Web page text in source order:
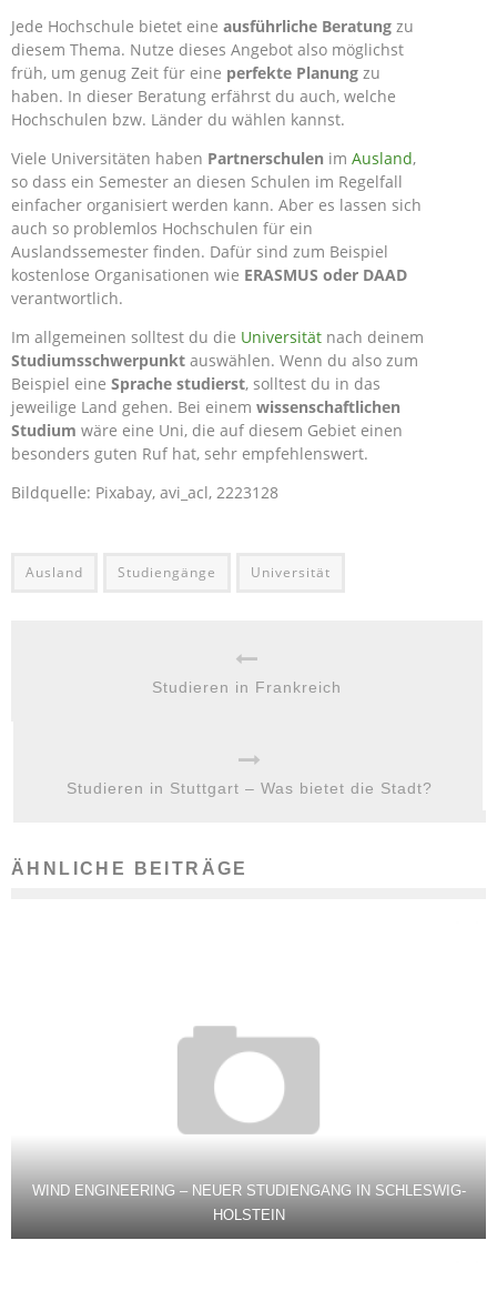
Jede Hochschule bietet eine ausführliche Beratung zu
diesem Thema. Nutze dieses Angebot also möglichst
früh, um genug Zeit für eine perfekte Planung zu
haben. In dieser Beratung erfährst du auch, welche
Hochschulen bzw. Länder du wählen kannst.
Viele Universitäten haben Partnerschulen im Ausland,
so dass ein Semester an diesen Schulen im Regelfall
einfacher organisiert werden kann. Aber es lassen sich
auch so problemlos Hochschulen für ein
Auslandssemester finden. Dafür sind zum Beispiel
kostenlose Organisationen wie ERASMUS oder DAAD
verantwortlich.
Im allgemeinen solltest du die Universität nach deinem
Studiumsschwerpunkt auswählen. Wenn du also zum
Beispiel eine Sprache studierst, solltest du in das
jeweilige Land gehen. Bei einem wissenschaftlichen
Studium wäre eine Uni, die auf diesem Gebiet einen
besonders guten Ruf hat, sehr empfehlenswert.
Bildquelle: Pixabay, avi_acl, 2223128
Ausland Studiengänge Universität
Studieren in Frankreich
Studieren in Stuttgart – Was bietet die Stadt?
ÄHNLICHE BEITRÄGE
WIND ENGINEERING – NEUER STUDIENGANG IN SCHLESWIG-
HOLSTEIN